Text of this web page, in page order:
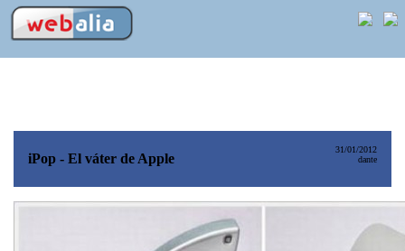
31/01/2012
dante
iPop - El váter de Apple